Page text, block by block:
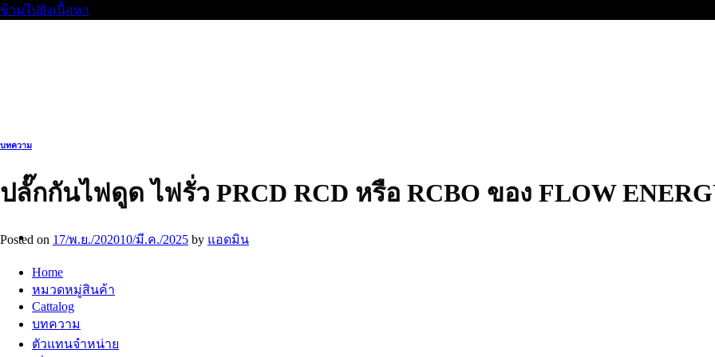
ข้ามไปยังเนื้อหา
Home
หมวดหมู่สินค้า
Cattalog
บทความ
ตัวแทนจำหน่าย
บทความ
ปลั๊กกันไฟดูด ไฟรั่ว PRCD RCD หรือ RCBO ของ FLOW
Posted on 17/พ.ย./202010/มี.ค./2025 by แอดมิน